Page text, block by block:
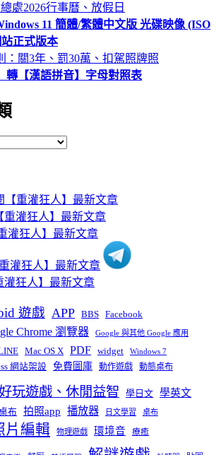
處2026行事曆、放假日
11 簡體/繁體中文版 光碟映像 (ISO
正式版本
：關3年、罰30萬、扣駕照牌照
轉【漢語拼音】字母對照表
遊戲 APP BBS Facebook
Chrome 瀏覽器 Google 與其他 Google 應用
Mac OS X PDF widget Windows 7
網站架設 免費圖庫 動作遊戲 動態桌布
玩遊戲、休閒益智 學日文 學英文
布 拍照app 播放器 日文學習 桌布
片編輯 物理遊戲 環境音 療癒